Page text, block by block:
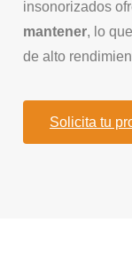
insonorizados
mantener, lo
de alto
Solicita tu